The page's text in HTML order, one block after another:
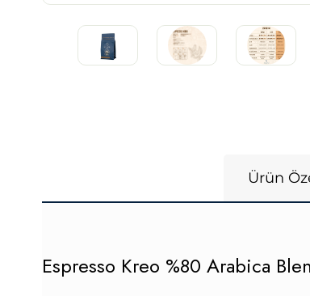
Ürün
Espresso Kreo %80 Arabica